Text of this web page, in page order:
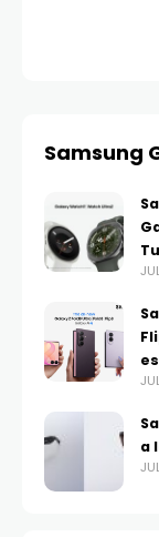
Samsung
a